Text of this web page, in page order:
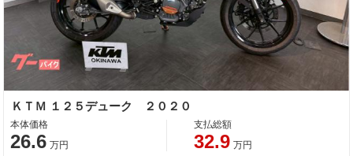
ＫＴＭ １２５デューク ２０２０
本体価格
26.6 万円
支払総額
32.9 万円